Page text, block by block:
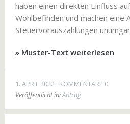
haben einen direkten Einfluss
Wohlbefinden und machen eine
Steuervorauszahlungen
» Muster-Text weiterlesen
1. APRIL 2022 KOMMENTARE 0
Veröffentlicht in:Antrag